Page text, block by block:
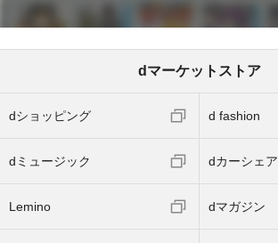
dマーケットストア
dショッピング d fashion
dミュージック dカーシェア
Lemino dマガジン